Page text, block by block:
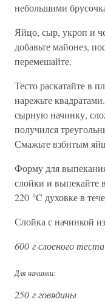
небольшими
Яйцо, сыр, укроп и
добавьте майонез,
перемешайте.
Тесто раскатайте в
нарежьте
сырную начинку,
получился
Смажьте взбитым
Форму для
слойки и выпекайте
220 °C духовке в
Слойка с начинкой
600 г слоеного
Для начинки:
250 г говядины